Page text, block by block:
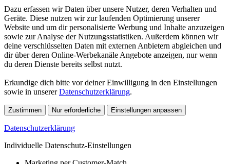
Dazu erfassen wir Daten über unsere Nutzer, deren Verhalten und
Geräte. Diese nutzen wir zur laufenden Optimierung unserer
Website und um dir personalisierte Werbung und Inhalte anzuzeigen
sowie zur Analyse der Nutzungsstatistiken. Außerdem können wir
deine verschlüsselten Daten mit externen Anbietern abgleichen und
dir über deren Online-Werbekanäle Angebote anzeigen, nur wenn
du deren Dienste bereits selbst nutzt.
Erkundige dich bitte vor deiner Einwilligung in den Einstellungen
sowie in unsererDatenschutzerklärung.
Zustimmen Nur erforderliche Einstellungen anpassen
Datenschutzerklärung
Individuelle Datenschutz-Einstellungen